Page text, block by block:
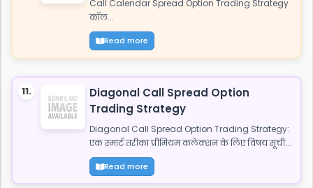
Call Calendar Spread Option Trading Strategy
कॉल...
Read more
11.
Diagonal Call Spread Option
Trading Strategy
Diagonal Call Spread Option Trading Strategy:
एक स्मार्ट तरीका प्रीमियम कलेक्शन के लिए विषय सूची...
Read more